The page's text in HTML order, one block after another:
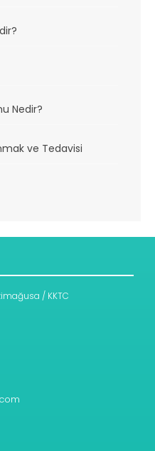
Nedir?
ve Tedavisi
/ KKTC